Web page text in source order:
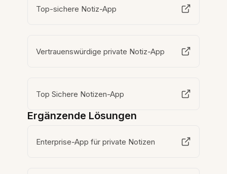
Top-sichere Notiz-App
Vertrauenswürdige private Notiz-App
Top Sichere Notizen-App
Ergänzende Lösungen
Enterprise-App für private Notizen